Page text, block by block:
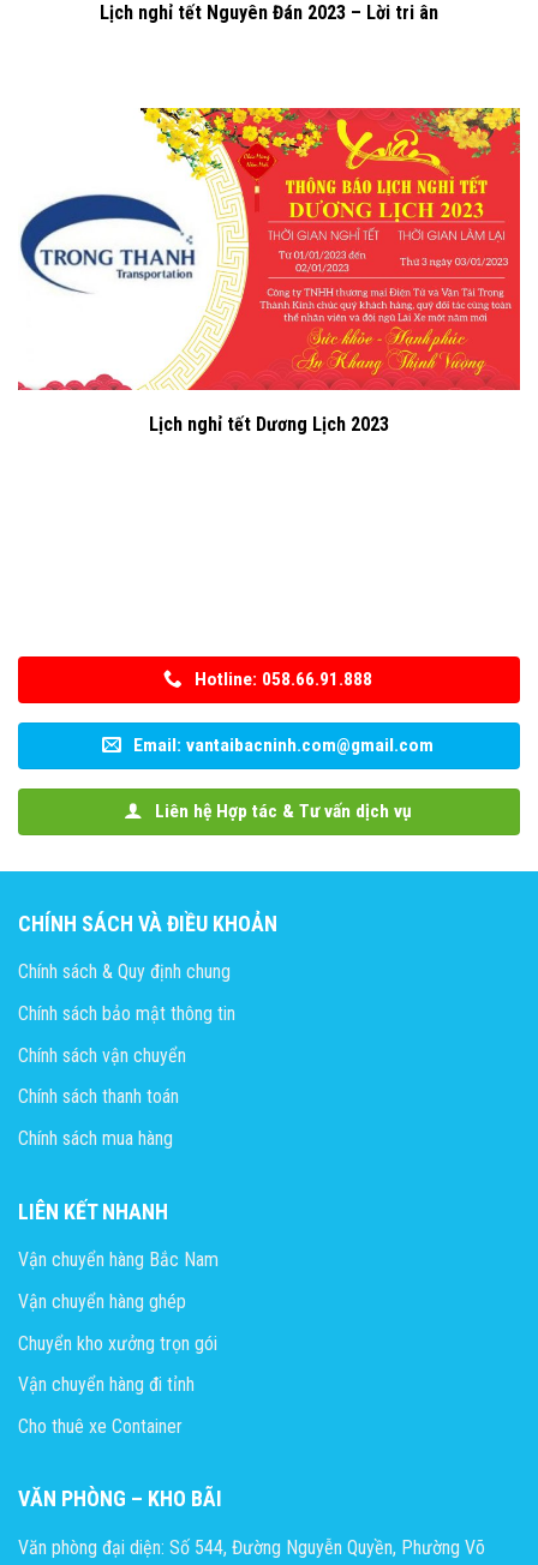
Lịch nghỉ tết Nguyên Đán 2023 – Lời tri ân
Lịch nghỉ tết Dương Lịch 2023
Hotline: 058.66.91.888
Email: vantaibacninh.com@gmail.com
Liên hệ Hợp tác & Tư vấn dịch vụ
CHÍNH SÁCH VÀ ĐIỀU KHOẢN
Chính sách & Quy định chung
Chính sách bảo mật thông tin
Chính sách vận chuyển
Chính sách thanh toán
Chính sách mua hàng
LIÊN KẾT NHANH
Vận chuyển hàng Bắc Nam
Vận chuyển hàng ghép
Chuyển kho xưởng trọn gói
Vận chuyển hàng đi tỉnh
Cho thuê xe Container
VĂN PHÒNG – KHO BÃI
Văn phòng đại diện: Số 544, Đường Nguyễn Quyền, Phường Võ